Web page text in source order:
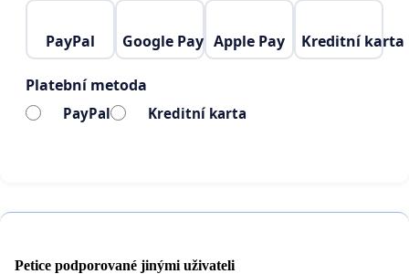
PayPal Google Pay Apple Pay Kreditní karta
Platební metoda
PayPal Kreditní karta
Petice podporované jinými uživateli